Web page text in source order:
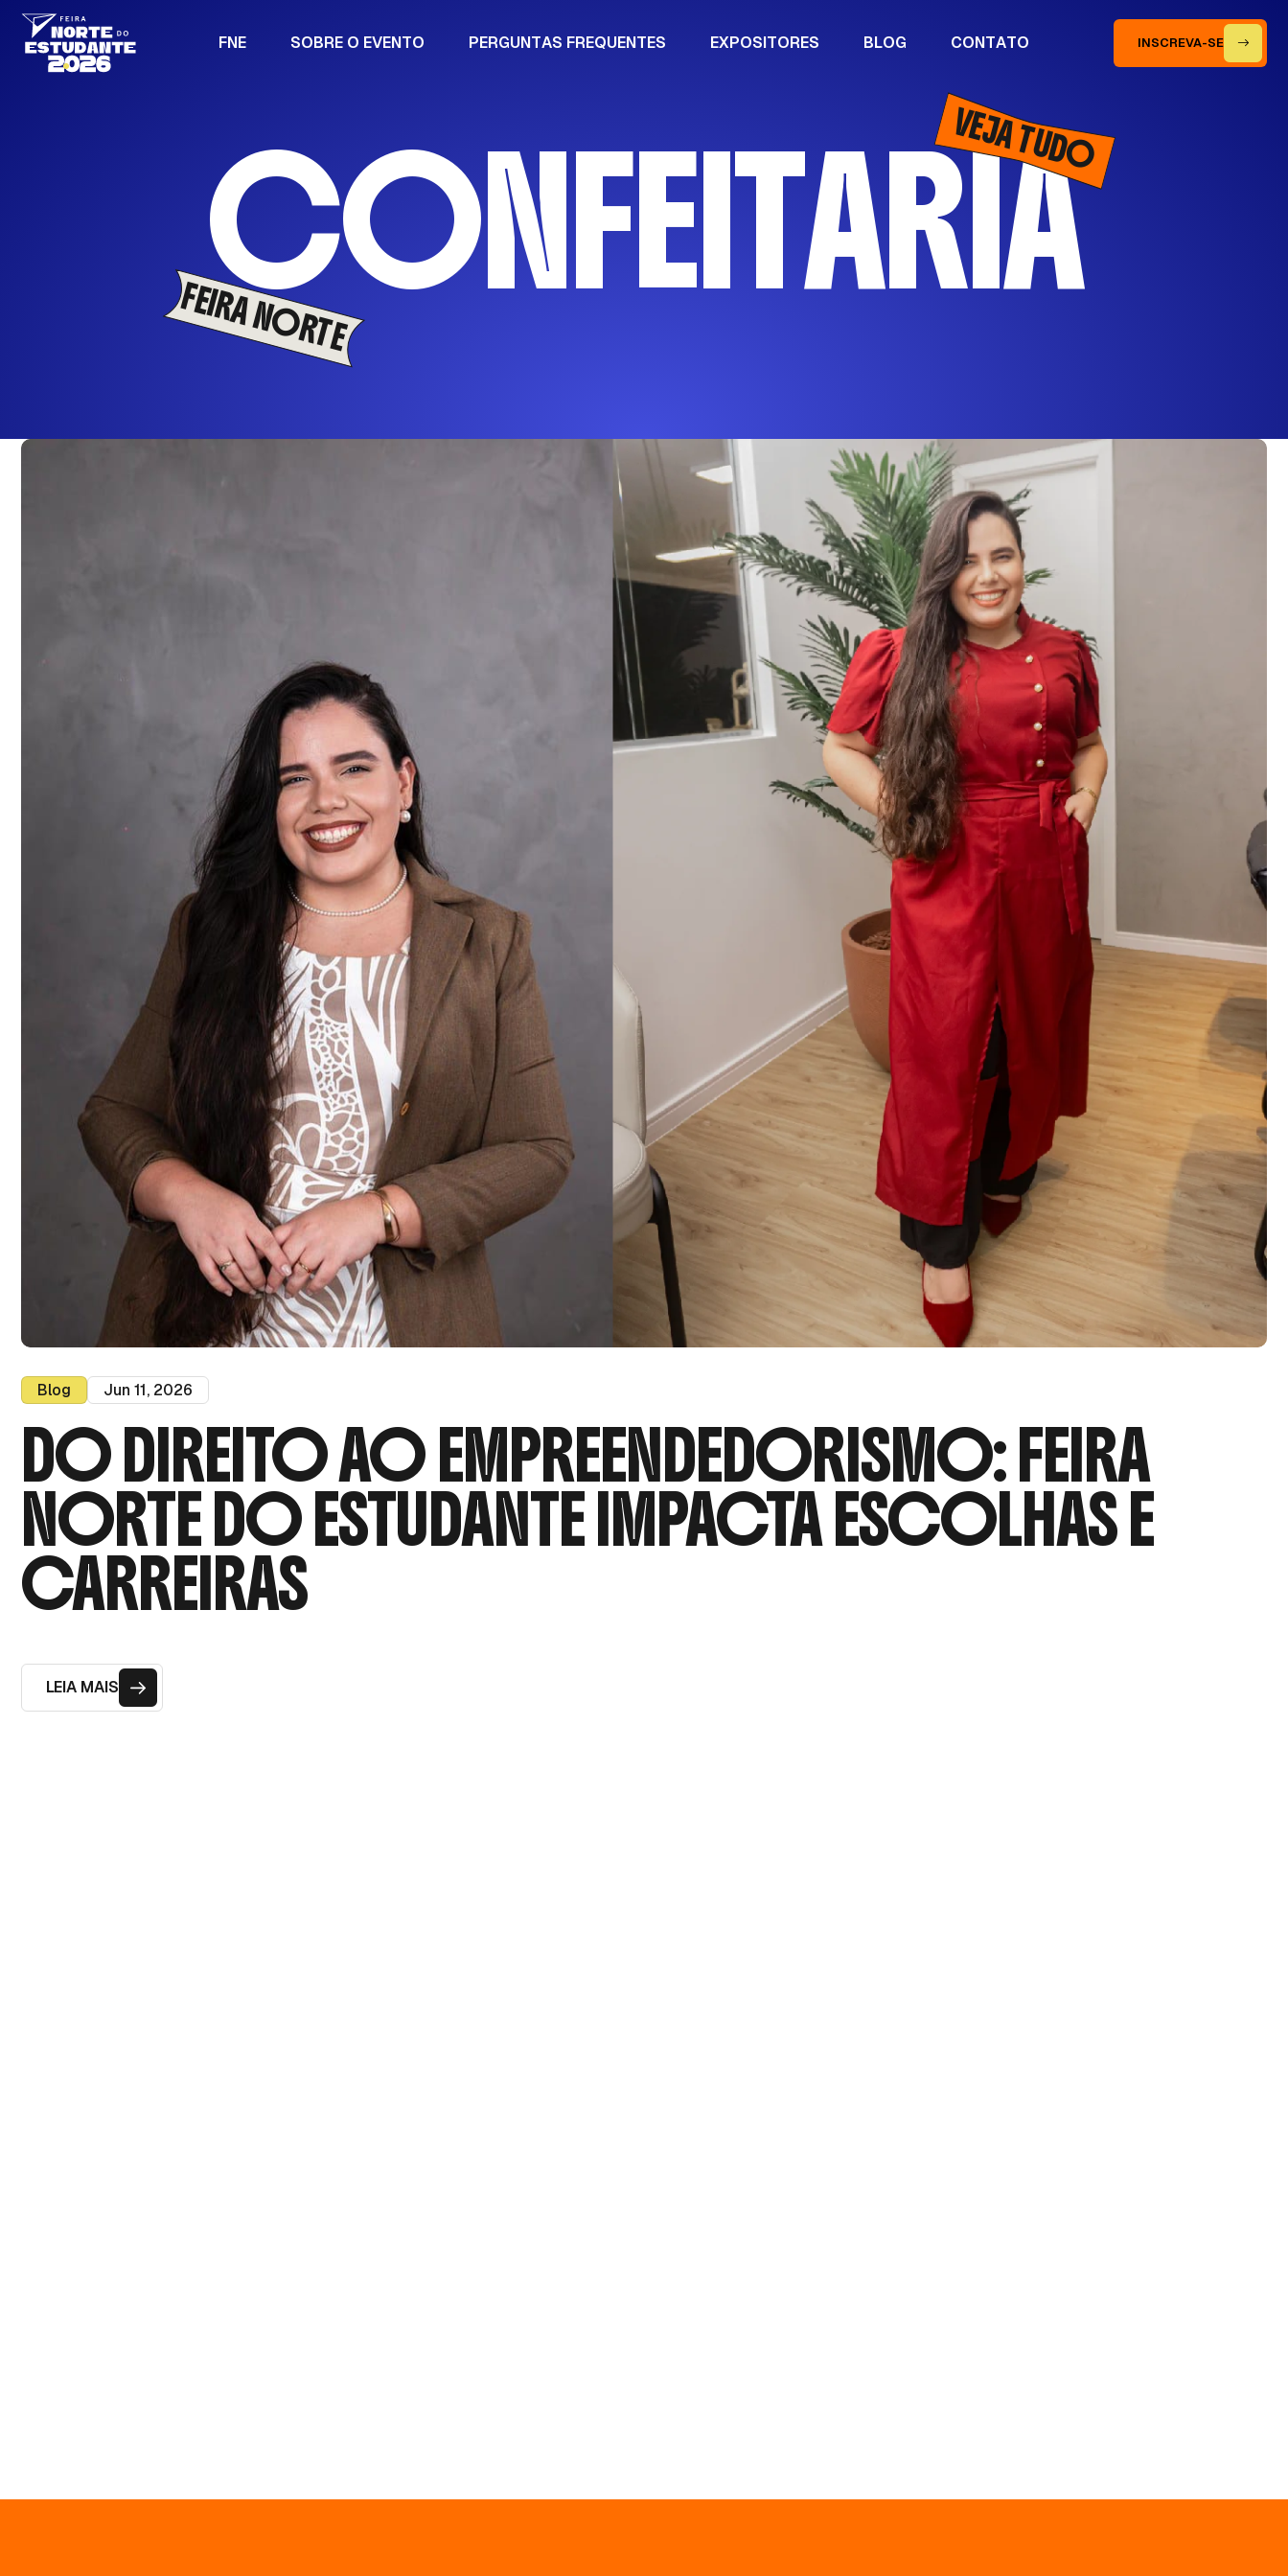
FNE SOBRE O EVENTO PERGUNTAS FREQUENTES EXPOSITORES BLOG CONTATO INSCREVA-SE
FEIRA NORTE
VEJA TUDO
CONFEITARIA
Blog Jun 11, 2026
DO DIREITO AO EMPREENDEDORISMO: FEIRA
NORTE DO ESTUDANTE IMPACTA ESCOLHAS E
CARREIRAS
LEIA MAIS